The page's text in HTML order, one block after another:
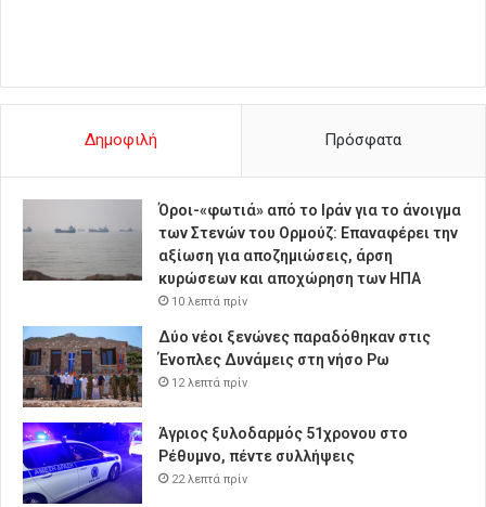
Δημοφιλή Πρόσφατα
Όροι-«φωτιά» από το Ιράν για το άνοιγμα
των Στενών του Ορμούζ: Επαναφέρει την
αξίωση για αποζημιώσεις, άρση
κυρώσεων και αποχώρηση των ΗΠΑ
10 λεπτά πρίν
Δύο νέοι ξενώνες παραδόθηκαν στις
Ένοπλες Δυνάμεις στη νήσο Ρω
12 λεπτά πρίν
Άγριος ξυλοδαρμός 51χρονου στο
Ρέθυμνο, πέντε συλλήψεις
22 λεπτά πρίν